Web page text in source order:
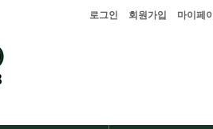
로그인 회원가입 마이페